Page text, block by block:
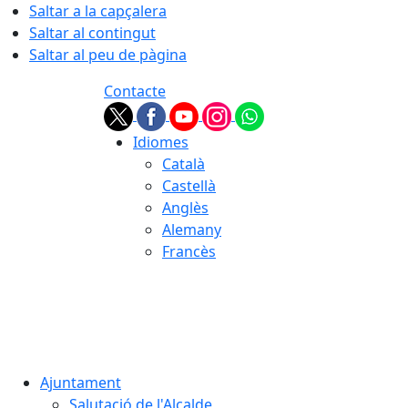
Saltar a la capçalera
Saltar al contingut
Saltar al peu de pàgina
Contacte
Idiomes
Català
Castellà
Anglès
Alemany
Francès
Ajuntament